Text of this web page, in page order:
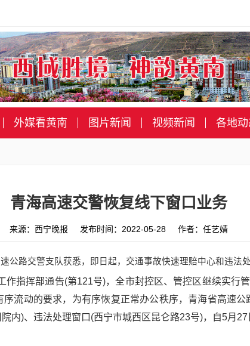
外媒看黄南 图片新闻 视频新闻 各地动
青海高速交警恢复线下窗口业务
来源：西宁晚报 发布时间：2022-05-28 作者：任艺婧
公路交警支队获悉，即日起，交通事故快速理赔中心和违法
指挥部通告(第121号)，全市封控区、管控区继续实行
序流动的要求，为有序恢复正常办公秩序，青海省高速
内)、违法处理窗口(西宁市城西区昆仑路23号)，自5月27